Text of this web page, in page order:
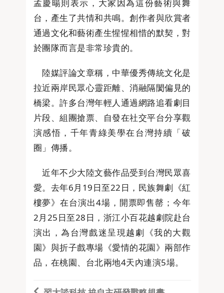
孟慶暘則表示，大家因為這份藝術與舞
台，產生了共情和共鳴。創作者與欣賞者
通過文化和藝術產生惺惺相惜的默契，對
於團隊而言是非常珍貴的。
陸媒評論文章稱，中華優秀傳統文化是
拉近兩岸民眾心靈距離、消融隔閡偏見的
橋梁。許多台灣年輕人通過網路追看劇目
片段、組團搶票、自發在社交平台分享觀
演感悟，千年青綠美學在台灣持續「破
圈」傳播。
近年不少大陸文藝作品受到台灣民眾喜
愛。去年6月19日至22日，民族舞劇《紅
樓夢》在台演出4場，開票即售罄；今年
2月25日至28日，浙江小百花越劇院赴台
演出，為台灣戲迷呈現越劇《我的大觀
園》與折子戲專場《愛情的花園》兩部作
品，在桃園、台北兩地4天內連演5場。